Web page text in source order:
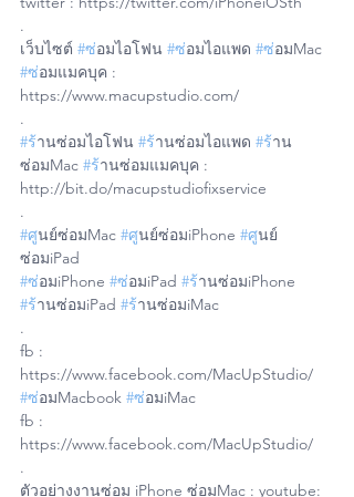
.
เว็บไซต์ #ซ่อมไอโฟน #ซ่อมไอแพด #ซ่อมMac
#ซ่อมแมคบุค :
https://www.macupstudio.com/
.
#ร้านซ่อมไอโฟน #ร้านซ่อมไอแพด #ร้าน
ซ่อมMac #ร้านซ่อมแมคบุค :
http://bit.do/macupstudiofixservice
.
#ศูนย์ซ่อมMac #ศูนย์ซ่อมiPhone #ศูนย์
ซ่อมiPad
#ซ่อมiPhone #ซ่อมiPad #ร้านซ่อมiPhone
#ร้านซ่อมiPad #ร้านซ่อมiMac
.
fb :
https://www.facebook.com/MacUpStudio/
#ซ่อมMacbook #ซ่อมiMac
fb :
https://www.facebook.com/MacUpStudio/
.
ตัวอย่างงานซ่อม iPhone ซ่อมMac : youtube: